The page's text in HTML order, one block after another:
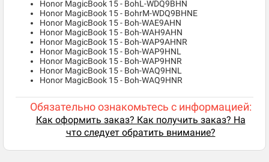
Honor MagicBook 15 - BohL-WDQ9BHN
Honor MagicBook 15 - BohrM-WDQ9BHNE
Honor MagicBook 15 - Boh-WAE9AHN
Honor MagicBook 15 - Boh-WAH9AHN
Honor MagicBook 15 - Boh-WAP9AHNR
Honor MagicBook 15 - Boh-WAP9HNL
Honor MagicBook 15 - Boh-WAP9HNR
Honor MagicBook 15 - Boh-WAQ9HNL
Honor MagicBook 15 - Boh-WAQ9HNR
Обязательно ознакомьтесь с информацией:
Как оформить заказ? Как получить заказ? На
что следует обратить внимание?